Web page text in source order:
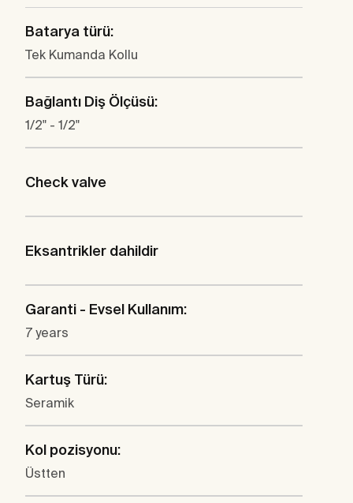
Batarya türü:
Tek Kumanda Kollu
Bağlantı Diş Ölçüsü:
1/2" - 1/2"
Check valve
Eksantrikler dahildir
Garanti - Evsel Kullanım:
7 years
Kartuş Türü:
Seramik
Kol pozisyonu:
Üstten